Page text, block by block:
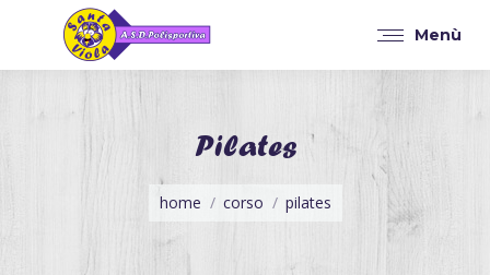
Menù
Pilates
Tu sei qui:
home corso pilates